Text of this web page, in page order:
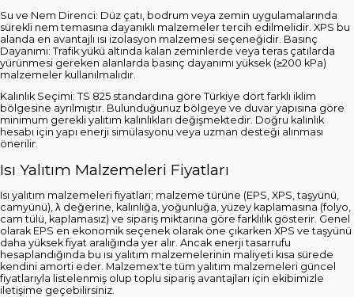
Su ve Nem Direnci: Düz çatı, bodrum veya zemin uygulamalarında
sürekli nem temasına dayanıklı malzemeler tercih edilmelidir. XPS bu
alanda en avantajlı ısı izolasyon malzemesi seçeneğidir. Basınç
Dayanımı: Trafik yükü altında kalan zeminlerde veya teras çatılarda
yürünmesi gereken alanlarda basınç dayanımı yüksek (≥200 kPa)
malzemeler kullanılmalıdır.
Kalınlık Seçimi: TS 825 standardına göre Türkiye dört farklı iklim
bölgesine ayrılmıştır. Bulunduğunuz bölgeye ve duvar yapısına göre
minimum gerekli yalıtım kalınlıkları değişmektedir. Doğru kalınlık
hesabı için yapı enerji simülasyonu veya uzman desteği alınması
önerilir.
Isı Yalıtım Malzemeleri Fiyatları
Isı yalıtım malzemeleri fiyatları; malzeme türüne (EPS, XPS, taşyünü,
camyünü), λ değerine, kalınlığa, yoğunluğa, yüzey kaplamasına (folyo,
cam tülü, kaplamasız) ve sipariş miktarına göre farklılık gösterir. Genel
olarak EPS en ekonomik seçenek olarak öne çıkarken XPS ve taşyünü
daha yüksek fiyat aralığında yer alır. Ancak enerji tasarrufu
hesaplandığında bu ısı yalıtım malzemelerinin maliyeti kısa sürede
kendini amorti eder. Malzemex'te tüm yalıtım malzemeleri güncel
fiyatlarıyla listelenmiş olup toplu sipariş avantajları için ekibimizle
iletişime geçebilirsiniz.